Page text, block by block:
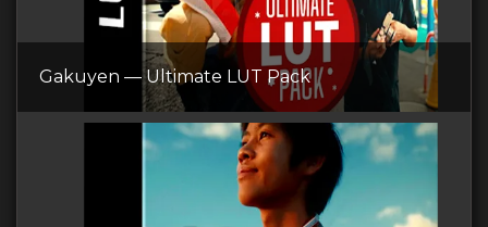
Gakuyen — Ultimate LUT Pack